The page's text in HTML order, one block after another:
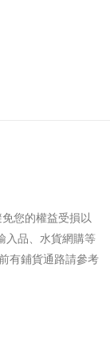
您的權益受損以
入品、水貨網購等
有鋪貨通路請參考